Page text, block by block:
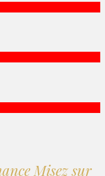
Misez sur